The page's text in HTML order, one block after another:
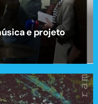
e projeto